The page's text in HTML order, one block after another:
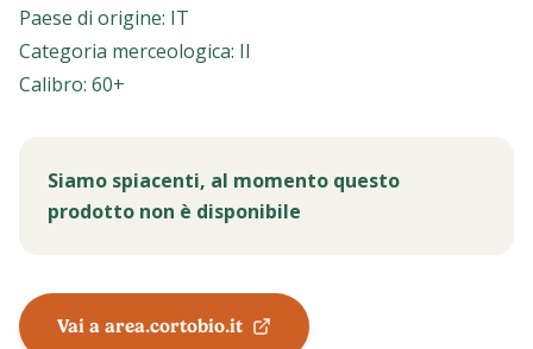
Paese di origine: IT
Categoria merceologica: II
Calibro: 60+
Siamo spiacenti, al momento questo
prodotto non è disponibile
Vai a area.cortobio.it